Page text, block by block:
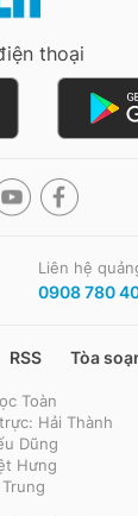
thoại
Liên hệ
0908 780
RSS Tòa
Toàn
Hải Thành
Dũng
Hưng